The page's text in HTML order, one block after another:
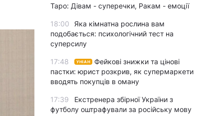
Таро: Дівам - суперечки, Ракам - емоції
18:00
Яка кімнатна рослина вам
подобається: психологічний тест на
суперсилу
17:48 УНІАН
Фейкові знижки та цінові
пастки: юрист розкрив, як супермаркети
вводять покупців в оману
17:39
Екстренера збірної України з
футболу оштрафували за російську мову